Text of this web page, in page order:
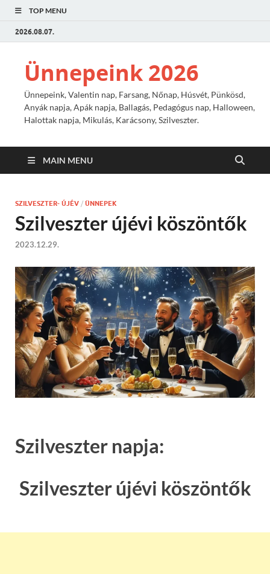
TOP MENU
2026.08.07.
Ünnepeink 2026
Ünnepeink, Valentin nap, Farsang, Nőnap, Húsvét, Pünkösd,
Anyák napja, Apák napja, Ballagás, Pedagógus nap, Halloween,
Halottak napja, Mikulás, Karácsony, Szilveszter.
MAIN MENU
SZILVESZTER- ÚJÉV / ÜNNEPEK
Szilveszter újévi köszöntők
2023.12.29.
Szilveszter napja:
Szilveszter újévi köszöntők